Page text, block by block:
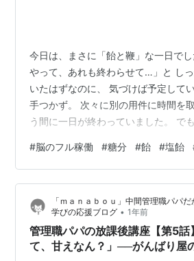
今日は、まさに「飴と鞭」な一日で
やって、あれも終わらせて…」と し
いたはずなのに、 気づけば予定して
手つかず。 次々に別の用件に時間を
う間に一日が終わっていました。 で
も、不思議とちゃんと間に合うように
「うまくできてるな」と内心ちょっ
頭をフル稼働。 ミスのないように、
そのぶん、脳のエネルギーも消耗が
脳を使う 糖分 あめ！アメ!!飴ちゃん
あったはず カバ…
#脳のフル稼働 #糖分 #飴 #塩飴
「ｍａｎａｂｏｕ」中間管理職パパ
学びの応援ブログ • 1年前
管理職パパの放課後講座【第5話
て、甘えなん？」──がんばり屋